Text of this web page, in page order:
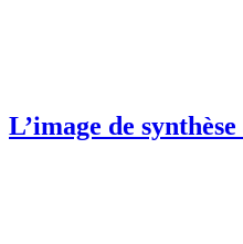
L’image de